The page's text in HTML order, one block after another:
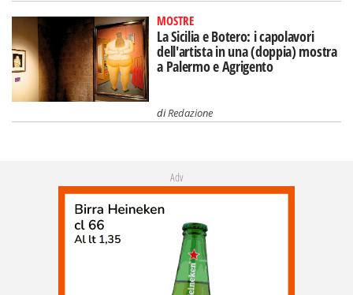
MOSTRE
La Sicilia e Botero: i capolavori
dell'artista in una (doppia) mostra
a Palermo e Agrigento
diRedazione
Adv